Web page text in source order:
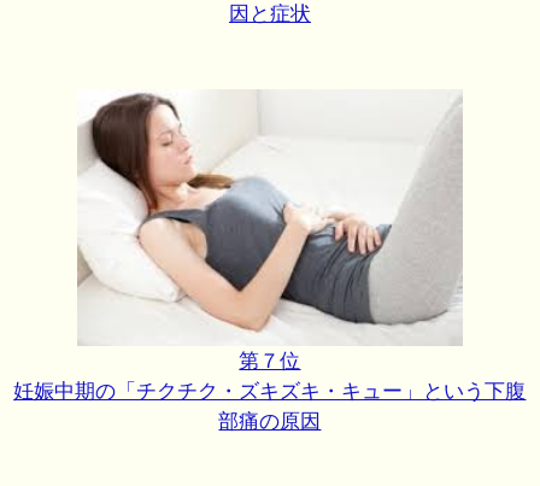
因と症状
第７位
妊娠中期の「チクチク・ズキズキ・キュー」という下腹
部痛の原因